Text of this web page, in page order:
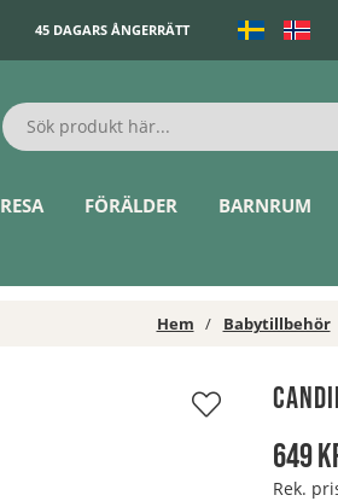
45 DAGARS ÅNGERRÄTT
RESA FÖRÄLDER BARNRUM
Hem Babytillbehör
649
Rek.